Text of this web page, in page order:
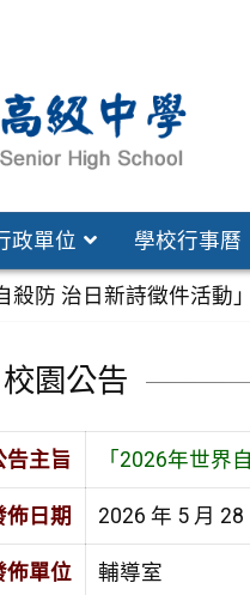
政單位 學校行事曆
殺防 治日新詩徵件活動」
校園公告
告主旨 「2026年世界
佈日期 2026 年 5 月 28
佈單位 輔導室